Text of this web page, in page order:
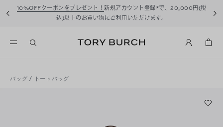
10%OFFクーポンをプレゼント！ 新規アカウント登録*で、20,000円(税
込)以上のお買い物にご利用いただけます。
バッグ / トートバッグ